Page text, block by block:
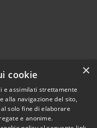
© 2026 • Comune di
×
cookie
e assimilati strettamente
alla navigazione del sito,
solo fine di elaborare
e anonime.